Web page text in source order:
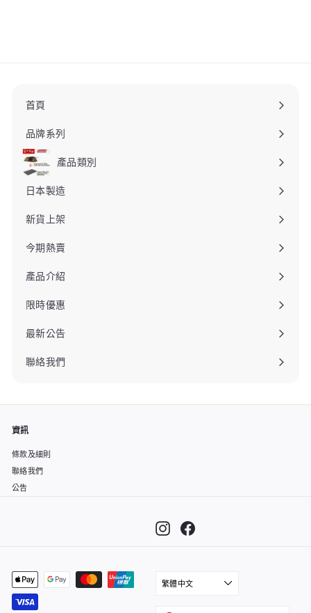
首頁
品牌系列
產品類別
日本製造
新貨上架
今期熱賣
產品介紹
限時優惠
最新公告
聯絡我們
資訊
條款及細則
聯絡我們
公告
InstagramFacebook
繁體中文